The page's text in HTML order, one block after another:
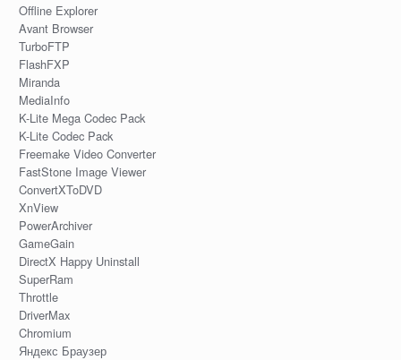
Offline Explorer
Avant Browser
TurboFTP
FlashFXP
Miranda
MediaInfo
K-Lite Mega Codec Pack
K-Lite Codec Pack
Freemake Video Converter
FastStone Image Viewer
ConvertXToDVD
XnView
PowerArchiver
GameGain
DirectX Happy Uninstall
SuperRam
Throttle
DriverMax
Chromium
Яндекс Браузер